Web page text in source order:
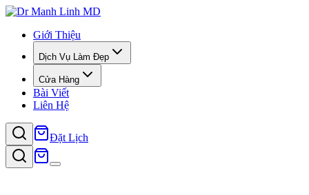
Giới Thiệu
Dịch Vụ Làm Đẹp
Cửa Hàng
Bài Viết
Liên Hệ
Đặt Lịch